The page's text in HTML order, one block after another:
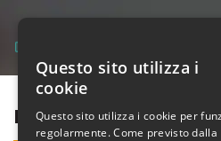
PROBLEMI DI
PROBLEMI DI
Questo sito utilizza i
cookie
Questo sito utilizza i cookie per
regolarmente. Come previsto dalla